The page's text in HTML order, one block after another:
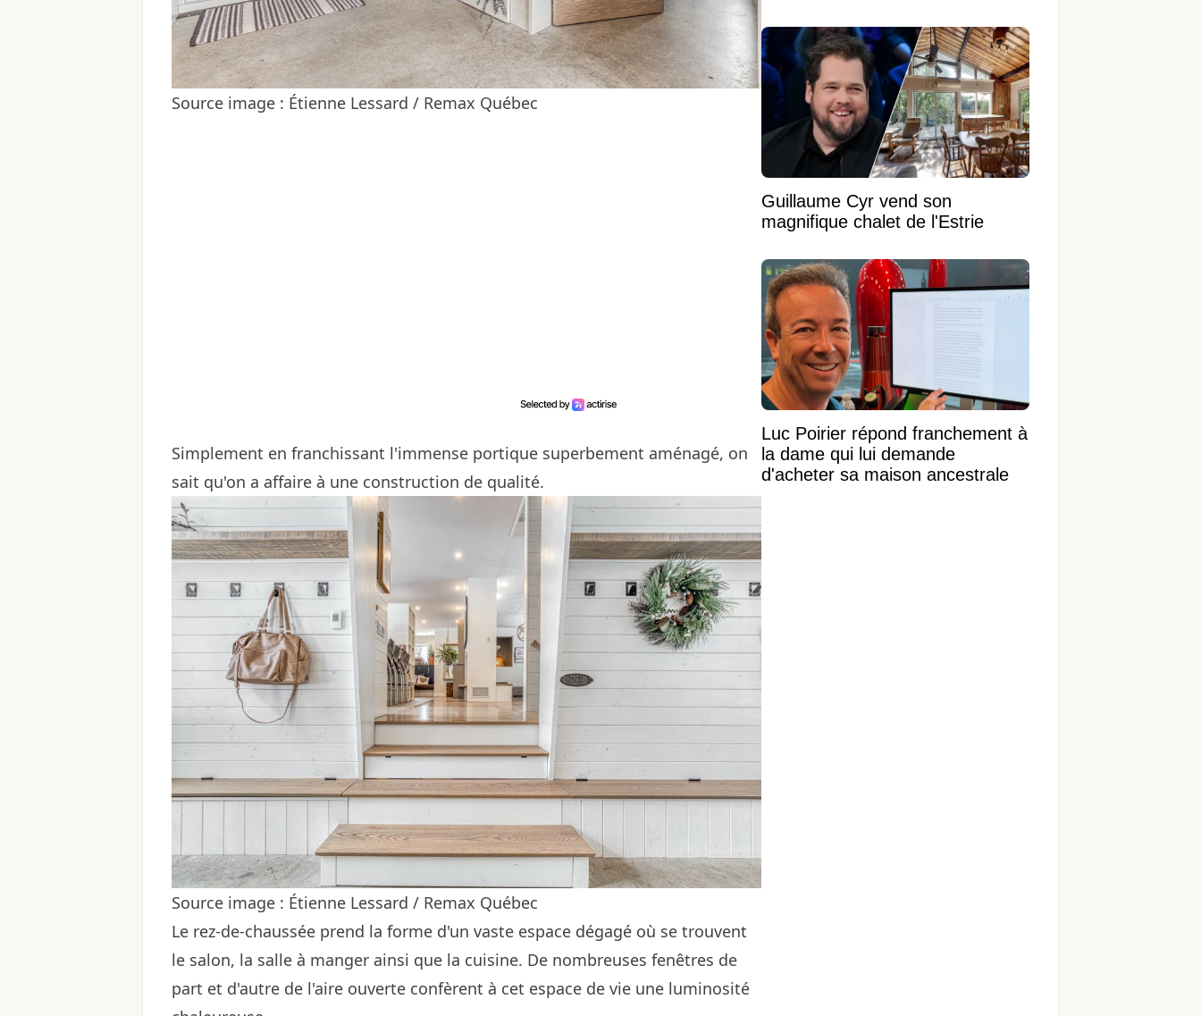
Source image : Étienne Lessard / Remax Québec
Simplement en franchissant l'immense portique superbement aménagé, on
sait qu'on a affaire à une construction de qualité.
Source image : Étienne Lessard / Remax Québec
Le rez-de-chaussée prend la forme d'un vaste espace dégagé où se trouvent
le salon, la salle à manger ainsi que la cuisine. De nombreuses fenêtres de
part et d'autre de l'aire ouverte confèrent à cet espace de vie une luminosité
Guillaume Cyr vend son
magnifique chalet de l'Estrie
Luc Poirier répond franchement à
la dame qui lui demande
d'acheter sa maison ancestrale